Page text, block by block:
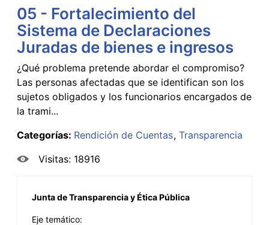
05 - Fortalecimiento del
Sistema de Declaraciones
Juradas de bienes e ingresos
¿Qué problema pretende abordar el compromiso?
Las personas afectadas que se identifican son los
sujetos obligados y los funcionarios encargados de
la trami...
Categorías: Rendición de Cuentas Transparencia
Visitas: 18916
Junta de Transparencia y Ética Pública
Eje temático: